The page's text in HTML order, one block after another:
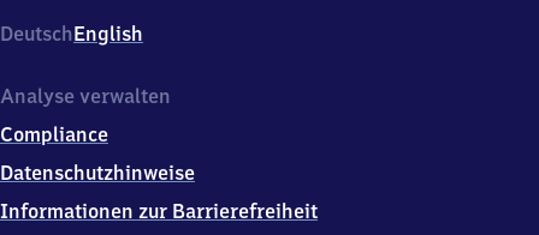
Neue
Bahnhofstr.
7
6
6
Vaihingen
DeutschEnglish
Analyse verwalten
Compliance
Datenschutzhinweise
Informationen zur Barrierefreiheit